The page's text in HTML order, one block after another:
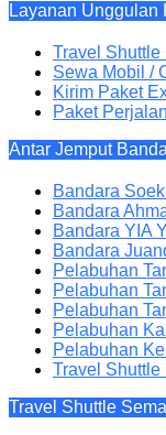
Layanan Unggulan
Travel Shuttle
Sewa Mobil /
Kirim Paket
Paket
Antar Jemput
Bandara
Bandara
Bandara YIA
Bandara
Pelabuhan
Pelabuhan
Pelabuhan
Pelabuhan
Pelabuhan
Travel Shuttle
Travel Shuttle